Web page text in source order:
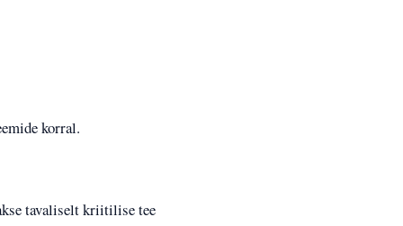
korral.
tavaliselt kriitilise tee